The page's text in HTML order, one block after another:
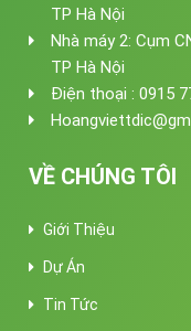
TP Hà Nội
Nhà máy 2: Cụm
TP Hà Nội
Điện thoại : 0915
VỀ CHÚNG TÔI
Giới Thiệu
Dự Án
Tin Tức